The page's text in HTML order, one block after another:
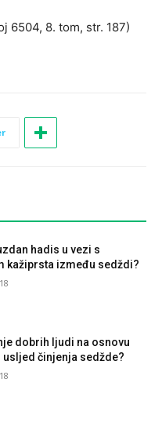
6504, 8. tom, str. 187)
hadis u vezi s
kažiprsta između sedždi?
dobrih ljudi na osnovu
usljed činjenja sedžde?